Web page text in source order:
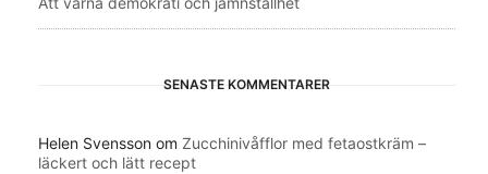
SENASTE KOMMENTARER
Helen Svensson om Zucchinivåfflor med fetaostkräm –
läckert och lätt recept